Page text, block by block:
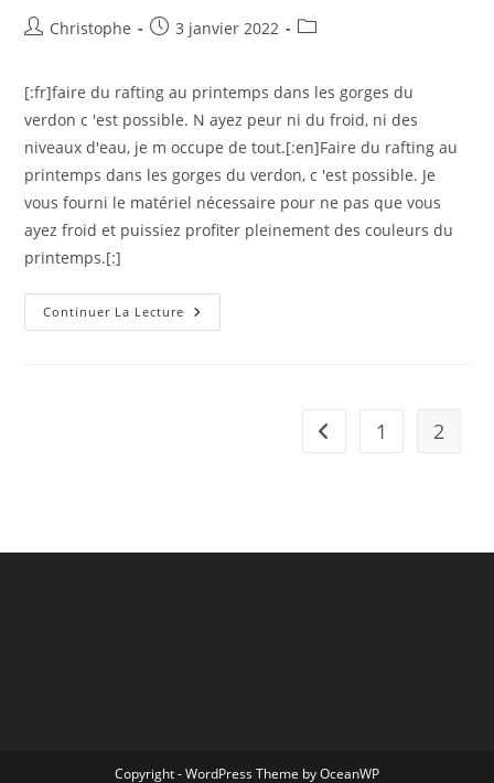
Auteur/autrice
publication :
Christophe
Publication
3 janvier 2022
Post
[:fr]faire du rafting au printemps dans les gorges du
verdon c 'est possible. N ayez peur ni du froid, ni des
niveaux d'eau, je m occupe de tout.[:en]Faire du rafting au
printemps dans les gorges du verdon, c 'est possible. Je
vous fourni le matériel nécessaire pour ne pas que vous
ayez froid et puissiez profiter pleinement des couleurs du
printemps.[:]
Continuer La Lecture Faire
Du
Go to the previous
1 2
Copyright - WordPress Theme by OceanWP